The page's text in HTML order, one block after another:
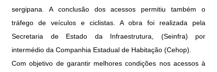
sergipana. A conclusão dos acessos permitiu também o
tráfego de veículos e ciclistas. A obra foi realizada pela
Secretaria de Estado da Infraestrutura, (Seinfra) por
intermédio da Companhia Estadual de Habitação (Cehop).
Com objetivo de garantir melhores condições nos acessos à